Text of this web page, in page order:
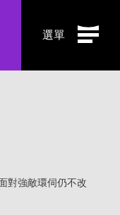
選單
對強敵環伺仍不改